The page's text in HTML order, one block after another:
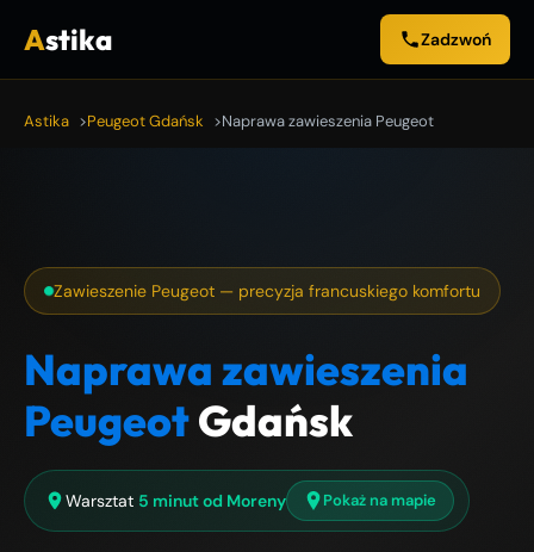
Astika Zadzwoń
Astika Peugeot Gdańsk Naprawa zawieszenia Peugeot
Zawieszenie Peugeot — precyzja francuskiego komfortu
Naprawa zawieszenia
PeugeotGdańsk
Warsztat 5 minut od Moreny Pokaż na mapie